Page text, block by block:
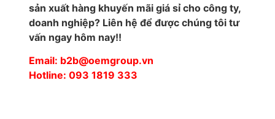
sản xuất hàng khuyến mãi giá sỉ cho công ty,
doanh nghiệp? Liên hệ để được chúng tôi tư
vấn ngay hôm nay!!
Email: b2b@oemgroup.vn
Hotline: 093 1819 333